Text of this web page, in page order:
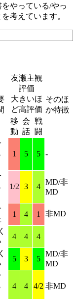
やっている/やっ
考えています。
友瀬主観
評価
大きいほ
ど高評価
そのほ
か特徴
移
動
会
話
戦
闘
1 5 5 -
1/2 3 4
MD/非
MD
1 4 1 非MD
4 4
4
5 3 5
MD/非
MD
4 4 4/2 非MD